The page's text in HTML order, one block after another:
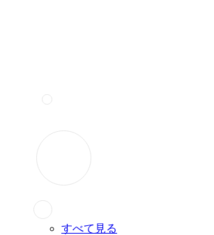
すべて見る